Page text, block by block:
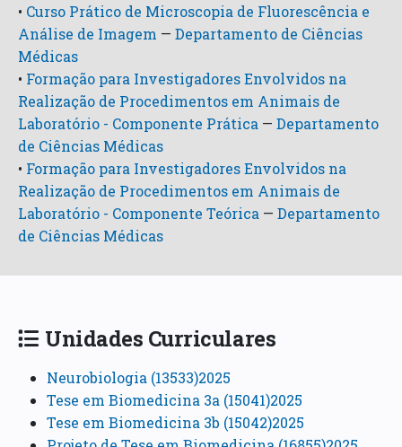
• Curso Prático de Microscopia de Fluorescência e
Análise de Imagem —Departamento de Ciências
Médicas
• Formação para Investigadores Envolvidos na
Realização de Procedimentos em Animais de
Laboratório - Componente Prática —Departamento
de Ciências Médicas
• Formação para Investigadores Envolvidos na
Realização de Procedimentos em Animais de
Laboratório - Componente Teórica —Departamento
de Ciências Médicas
Unidades Curriculares
Neurobiologia (13533)2025
Tese em Biomedicina 3a (15041)2025
Tese em Biomedicina 3b (15042)2025